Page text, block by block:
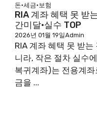
돈·세금·보험
RIA 계좌 혜택 못 받
간미달·실수 TOP
2026년 01월 19일Admin
RIA 계좌 혜택 못 받
니라, 작은 절차 실수
복귀계좌)는 전용계
금을 ...